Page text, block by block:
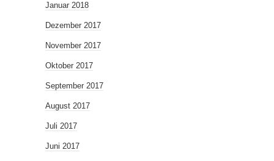
Januar 2018
Dezember 2017
November 2017
Oktober 2017
September 2017
August 2017
Juli 2017
Juni 2017